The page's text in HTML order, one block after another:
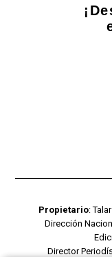
Propietario:
Dirección
Director